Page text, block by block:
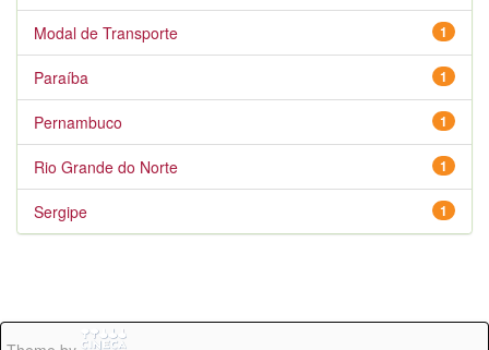
1
Modal de Transporte
1
Paraíba
1
Pernambuco
1
Rio Grande do Norte
1
Sergipe